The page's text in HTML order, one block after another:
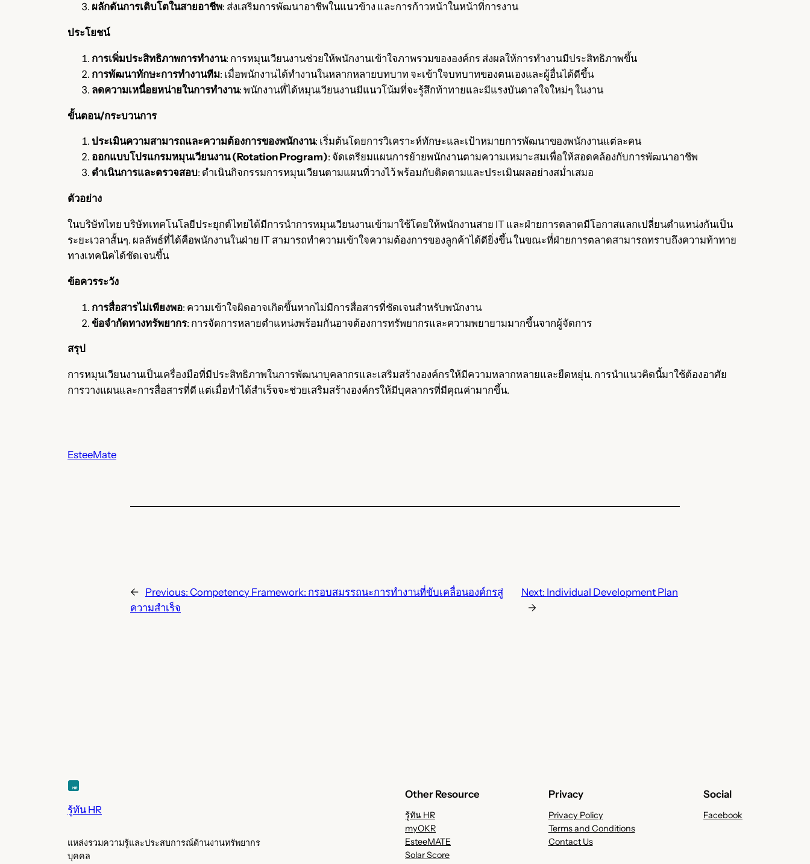
ผลักดันการเติบโตในสายอาชีพ: ส่งเสริมการพัฒนาอาชีพในแนวข้าง และการก้าวหน้าในหน้าที่การงาน
ประโยชน์
การเพิ่มประสิทธิภาพการทำงาน: การหมุนเวียนงานช่วยให้พนักงานเข้าใจภาพรวมขององค์กร ส่งผลให้การทำงานมีประสิทธิภาพขึ้น
การพัฒนาทักษะการทำงานทีม: เมื่อพนักงานได้ทำงานในหลากหลายบทบาท จะเข้าใจบทบาทของตนเองและผู้อื่นได้ดีขึ้น
ลดความเหนื่อยหน่ายในการทำงาน: พนักงานที่ได้หมุนเวียนงานมีแนวโน้มที่จะรู้สึกท้าทายและมีแรงบันดาลใจใหม่ๆ ในงาน
ขั้นตอน/กระบวนการ
ประเมินความสามารถและความต้องการของพนักงาน: เริ่มต้นโดยการวิเคราะห์ทักษะและเป้าหมายการพัฒนาของพนักงานแต่ละคน
ออกแบบโปรแกรมหมุนเวียนงาน (Rotation Program): จัดเตรียมแผนการย้ายพนักงานตามความเหมาะสมเพื่อให้สอดคล้องกับการพัฒนาอาชีพ
ดำเนินการและตรวจสอบ: ดำเนินกิจกรรมการหมุนเวียนตามแผนที่วางไว้ พร้อมกับติดตามและประเมินผลอย่างสม่ำเสมอ
ตัวอย่าง
ในบริษัทไทย บริษัทเทคโนโลยีประยุกต์ไทยได้มีการนำการหมุนเวียนงานเข้ามาใช้โดยให้พนักงานสาย IT และฝ่ายการตลาดมีโอกาสแลกเปลี่ยนตำแหน่งกันเป็น
ระยะเวลาสั้นๆ. ผลลัพธ์ที่ได้คือพนักงานในฝ่าย IT สามารถทำความเข้าใจความต้องการของลูกค้าได้ดียิ่งขึ้น ในขณะที่ฝ่ายการตลาดสามารถทราบถึงความท้าทาย
ทางเทคนิคได้ชัดเจนขึ้น
ข้อควรระวัง
การสื่อสารไม่เพียงพอ: ความเข้าใจผิดอาจเกิดขึ้นหากไม่มีการสื่อสารที่ชัดเจนสำหรับพนักงาน
ข้อจำกัดทางทรัพยากร: การจัดการหลายตำแหน่งพร้อมกันอาจต้องการทรัพยากรและความพยายามมากขึ้นจากผู้จัดการ
สรุป
การหมุนเวียนงานเป็นเครื่องมือที่มีประสิทธิภาพในการพัฒนาบุคลากรและเสริมสร้างองค์กรให้มีความหลากหลายและยืดหยุ่น. การนำแนวคิดนี้มาใช้ต้องอาศัย
การวางแผนและการสื่อสารที่ดี แต่เมื่อทำได้สำเร็จจะช่วยเสริมสร้างองค์กรให้มีบุคลากรที่มีคุณค่ามากขึ้น.
EsteeMate
← Previous: Competency Framework: กรอบสมรรถนะการทำงานที่ขับเคลื่อนองค์กรสู่
ความสำเร็จ
Next: Individual Development Plan
→
รู้ทัน HR
แหล่งรวมความรู้และประสบการณ์ด้านงานทรัพยากร
บุคคล
Other Resource
รู้ทัน HR
myOKR
EsteeMATE
Solar Score
Privacy
Privacy Policy
Terms and Conditions
Contact Us
Social
Facebook